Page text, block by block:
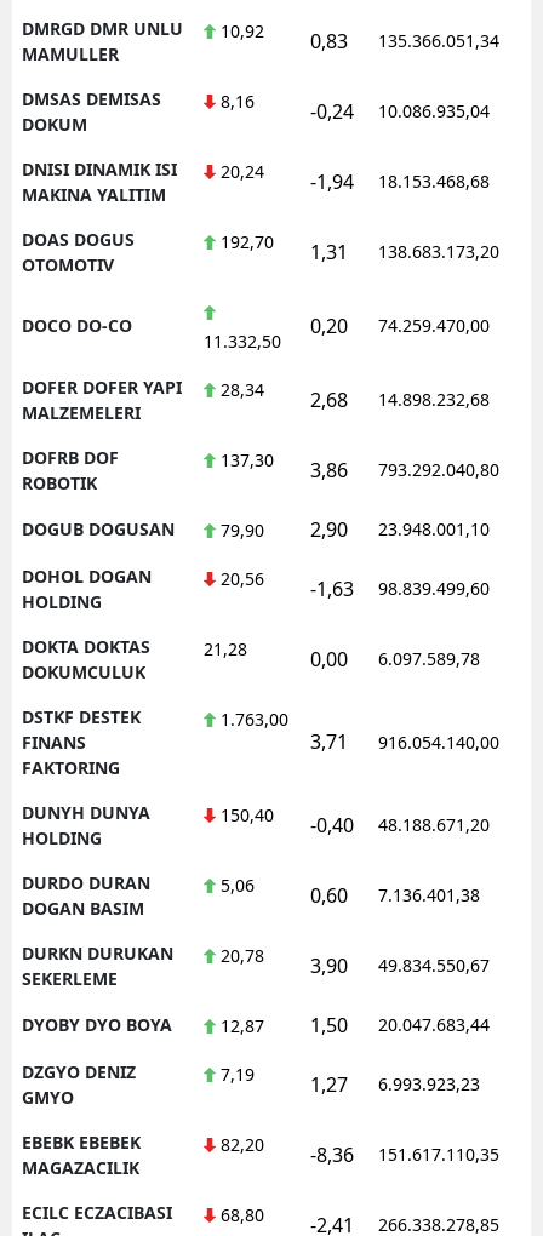
DMRGD DMR UNLU
MAMULLER
10,92 0,83 135.366.051,34
DMSAS DEMISAS
DOKUM
8,16 -0,24 10.086.935,04
DNISI DINAMIK ISI
MAKINA YALITIM
20,24 -1,94 18.153.468,68
DOAS DOGUS
OTOMOTIV
192,70 1,31 138.683.173,20
DOCO DO-CO
11.332,50
0,20 74.259.470,00
DOFER DOFER YAPI
MALZEMELERI
28,34 2,68 14.898.232,68
DOFRB DOF
ROBOTIK
137,30 3,86 793.292.040,80
DOGUB DOGUSAN 79,90 2,90 23.948.001,10
DOHOL DOGAN
HOLDING
20,56 -1,63 98.839.499,60
DOKTA DOKTAS
DOKUMCULUK
21,28 0,00 6.097.589,78
DSTKF DESTEK
FINANS
FAKTORING
1.763,00
3,71 916.054.140,00
DUNYH DUNYA
HOLDING
150,40 -0,40 48.188.671,20
DURDO DURAN
DOGAN BASIM
5,06 0,60 7.136.401,38
DURKN DURUKAN
SEKERLEME
20,78 3,90 49.834.550,67
DYOBY DYO BOYA 12,87 1,50 20.047.683,44
DZGYO DENIZ
GMYO
7,19 1,27 6.993.923,23
EBEBK EBEBEK
MAGAZACILIK
82,20 -8,36 151.617.110,35
ECILC ECZACIBASI
68,80 -2,41 266.338.278,85